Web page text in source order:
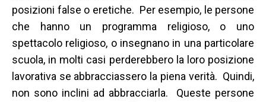
posizioni false o eretiche. Per esempio, le persone
che hanno un programma religioso, o uno
spettacolo religioso, o insegnano in una particolare
scuola, in molti casi perderebbero la loro posizione
lavorativa se abbracciassero la piena verità. Quindi,
non sono inclini ad abbracciarla. Queste persone